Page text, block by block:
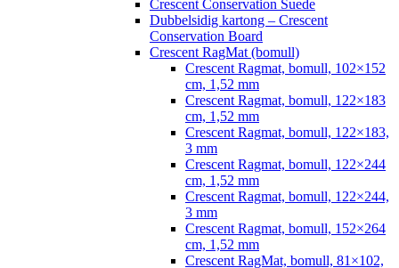
Crescent Conservation Suede
Dubbelsidig kartong – Crescent
Conservation Board
Crescent RagMat (bomull)
Crescent Ragmat, bomull, 102×152
cm, 1,52 mm
Crescent Ragmat, bomull, 122×183
cm, 1,52 mm
Crescent Ragmat, bomull, 122×183,
3 mm
Crescent Ragmat, bomull, 122×244
cm, 1,52 mm
Crescent Ragmat, bomull, 122×244,
3 mm
Crescent Ragmat, bomull, 152×264
cm, 1,52 mm
Crescent RagMat, bomull, 81×102,